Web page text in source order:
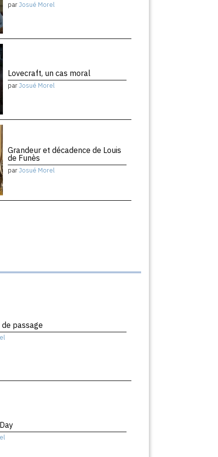
parJosué Morel
Lovecraft, un cas moral
parJosué Morel
Grandeur et décadence de Louis
de Funès
parJosué Morel
de passage